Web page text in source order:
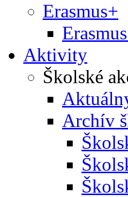
Erasmus+
Aktivity
Školské
Archív